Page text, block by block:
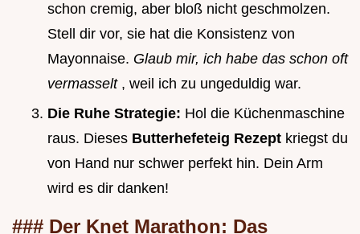
schon cremig, aber bloß nicht geschmolzen.
Stell dir vor, sie hat die Konsistenz von
Mayonnaise. Glaub mir, ich habe das schon oft
vermasselt , weil ich zu ungeduldig war.
Die Ruhe Strategie: Hol die Küchenmaschine
raus. Dieses Butterhefeteig Rezept kriegst du
von Hand nur schwer perfekt hin. Dein Arm
wird es dir danken!
### Der Knet Marathon: Das